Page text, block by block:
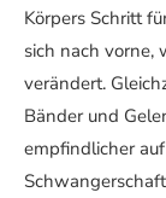
Körpers Schritt
sich nach vorne,
verändert.
Bänder und
empfindlicher